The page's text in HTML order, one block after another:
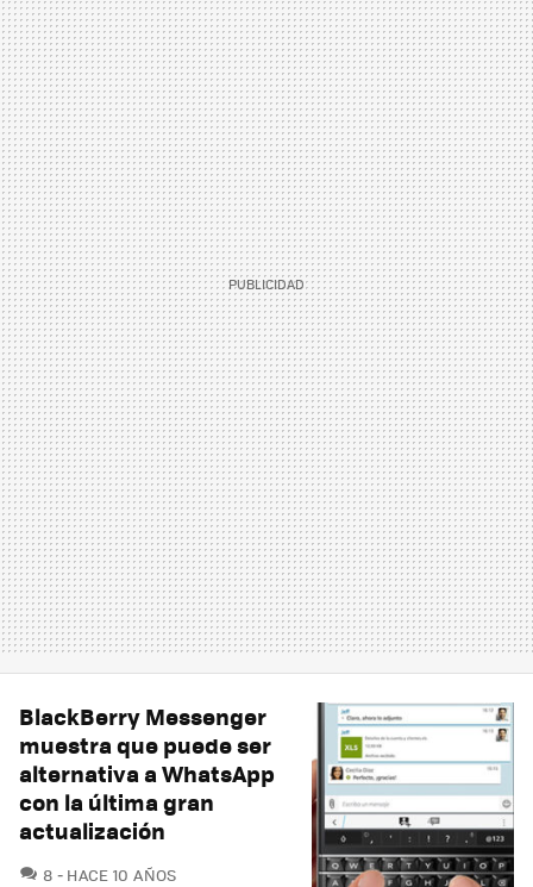
BlackBerry Messenger
muestra que puede ser
alternativa a WhatsApp
con la última gran
actualización
8 COMENTARIOS
HACE 10 AÑOS